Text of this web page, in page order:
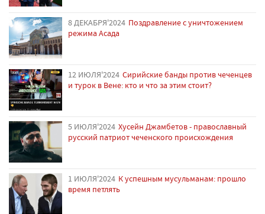
8 ДЕКАБРЯ'2024 Поздравление с уничтожением
режима Асада
12 ИЮЛЯ'2024 Сирийские банды против чеченцев
и турок в Вене: кто и что за этим стоит?
5 ИЮЛЯ'2024 Хусейн Джамбетов - православный
русский патриот чеченского происхождения
1 ИЮЛЯ'2024 К успешным мусульманам: прошло
время петлять